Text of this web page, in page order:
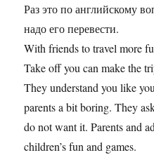
Раз это по английскому
надо его перевести.
With friends to travel more
Take off you can make the
They understand you like
parents a bit boring. They
do not want it. Parents and
children’s fun and games.